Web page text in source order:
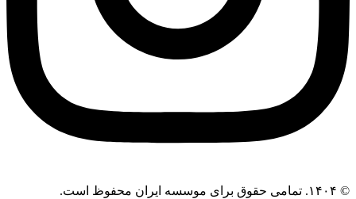
© ۱۴۰۴. تمامی حقوق برای موسسه ایران محفوظ است.